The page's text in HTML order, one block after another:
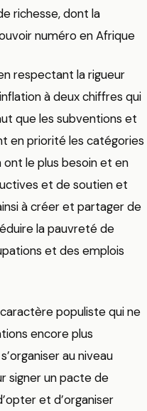
richesse, dont la
numéro en Afrique
respectant la rigueur
à deux chiffres qui
que les subventions et
en priorité les catégories
le plus besoin et en
et de soutien et
à créer et partager de
la pauvreté de
et des emplois
populiste qui ne
encore plus
au niveau
signer un pacte de
et d’organiser